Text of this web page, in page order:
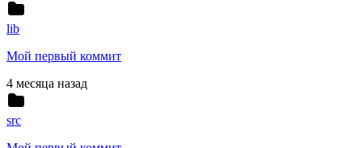
lib
Мой первый коммит
4 месяца назад
src